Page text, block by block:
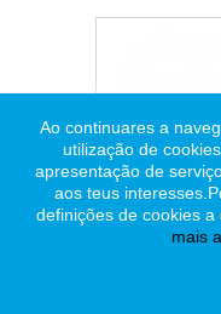
Ao continuares a
utilização de
apresentação de
aos teus interesses.
definições de cookies a
mais